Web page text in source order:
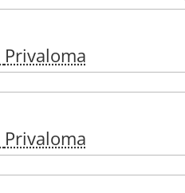
Privaloma
Privaloma